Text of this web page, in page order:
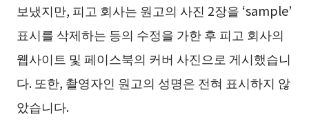
보냈지만, 피고 회사는 원고의 사진 2장을 ‘sample’
표시를 삭제하는 등의 수정을 가한 후 피고 회사의
웹사이트 및 페이스북의 커버 사진으로 게시했습니
다. 또한, 촬영자인 원고의 성명은 전혀 표시하지 않
았습니다.